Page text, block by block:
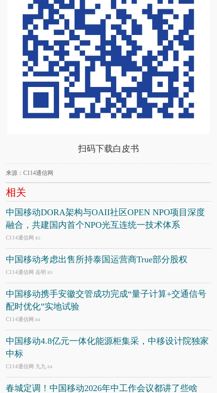
扫码下载白皮书
来源：C114通信网
相关
中国移动DORA架构与OAII社区OPEN NPO项目深度
融合，共建国内首个NPO光互连统一技术体系
C114通信网 8/5
中国移动考虑出售所持泰国运营商True部分股权
C114通信网 岳明 8/5
中国移动携手安徽交管成功完成“量子计算+交通信号
配时优化”实地试验
C114通信网 8/4
中国移动4.8亿元一体化能源柜集采，中移设计院独家
中标
C114通信网 九九 8/4
春城定调！中国移动2026年中工作会议都讲了些啥